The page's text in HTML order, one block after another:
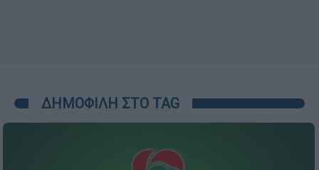
ΔΗΜΟΦΙΛΗ ΣΤΟ TAG